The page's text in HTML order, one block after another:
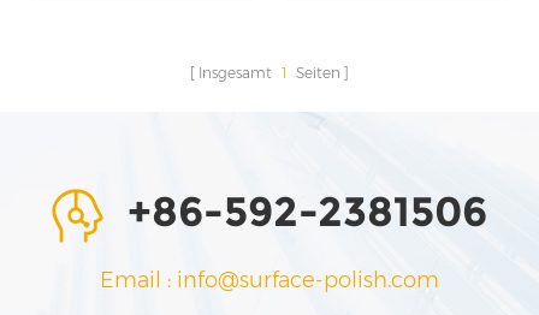
Insgesamt 1 Seiten
+86-592-2381506
Email : info@surface-polish.com